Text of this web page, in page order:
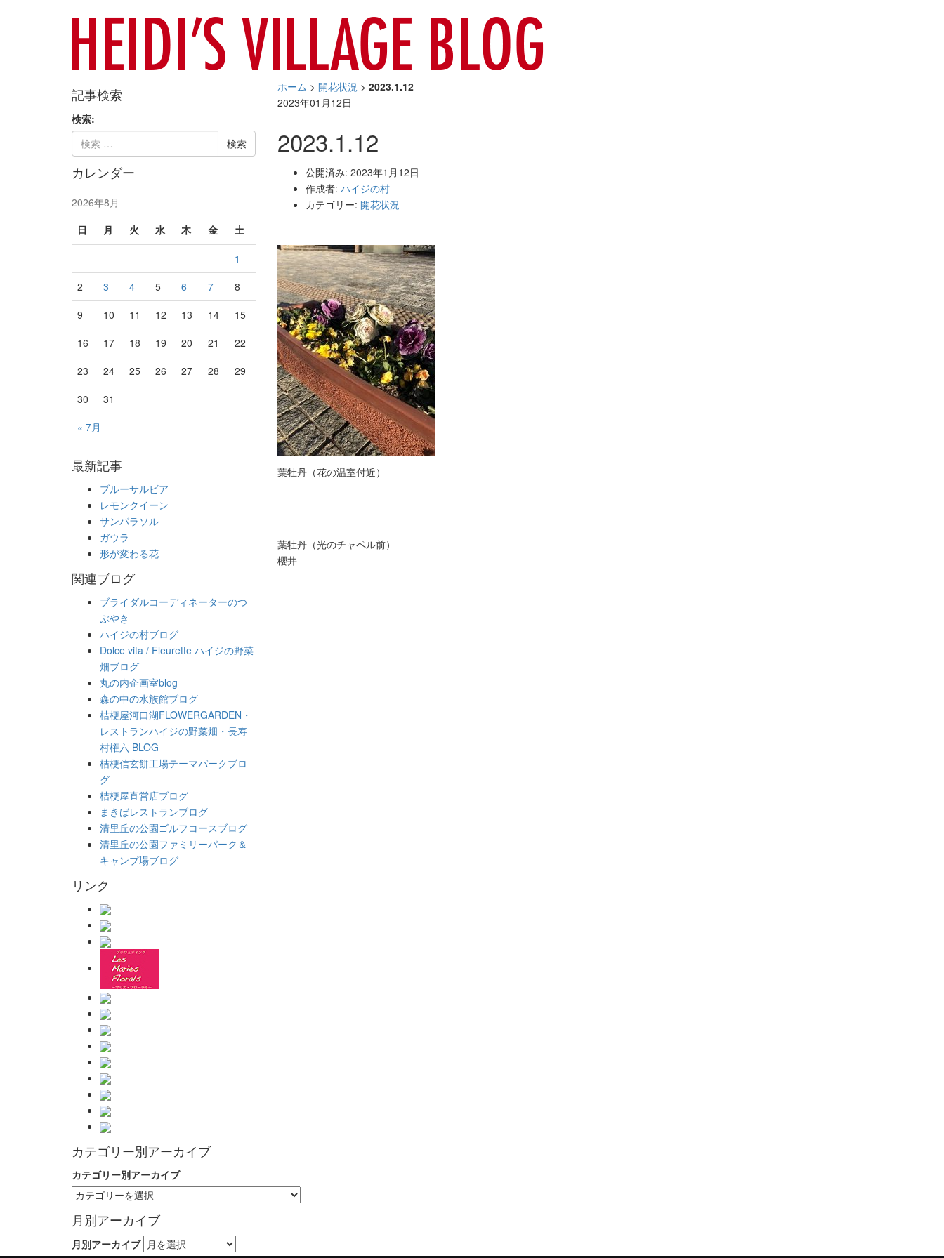
ホーム > 開花状況 > 2023.1.12
2023年01月12日
2023.1.12
公開済み: 2023年1月12日
作成者: ハイジの村
カテゴリー: 開花状況
葉牡丹（花の温室付近）
葉牡丹（光のチャペル前）
櫻井
記事検索
検索:
カレンダー
2026年8月
日
月 火 水 木 金 土
« 7月
1
2
3 4 5 6 7
8
9
10 11 12 13 14
15
16
17 18 19 20 21
22
23
24 25 26 27 28
29
30
31
最新記事
ブルーサルビア
レモンクイーン
サンパラソル
ガウラ
形が変わる花
関連ブログ
ブライダルコーディネーターのつ
ぶやき
ハイジの村ブログ
Dolce vita / Fleurette ハイジの野菜
畑ブログ
丸の内企画室blog
森の中の水族館ブログ
桔梗屋河口湖FLOWERGARDEN・
レストランハイジの野菜畑・長寿
村権六 BLOG
桔梗信玄餅工場テーマパークブロ
グ
桔梗屋直営店ブログ
まきばレストランブログ
清里丘の公園ゴルフコースブログ
清里丘の公園ファミリーパーク＆
キャンプ場ブログ
リンク
カテゴリー別アーカイブ
カテゴリー別アーカイブ
月別アーカイブ
月別アーカイブ